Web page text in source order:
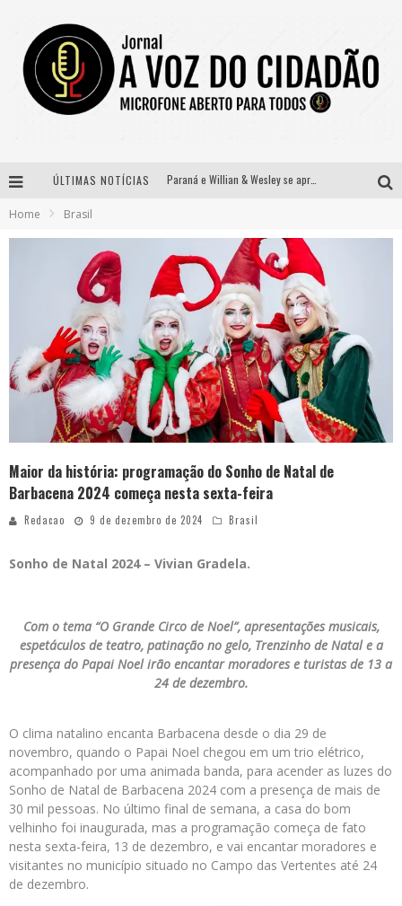
ÚLTIMAS NOTÍCIAS Selo Moda Music confirma Bel Costa no palco Talentos da Terra do Pedro Leopoldo Rodeio Show
Definidas as 12 finalistas do concurso Rainha do Pedro Leopoldo Rodeio Show 2026
Paraná e Willian & Wesley se apresentam no Carretão Trevo Contagem nesta sexta-feira
Home Brasil
Maior da história: programação do Sonho de Natal de
Barbacena 2024 começa nesta sexta-feira
Redacao 9 de dezembro de 2024 Brasil
Sonho de Natal 2024 – Vivian Gradela.
Com o tema “O Grande Circo de Noel”, apresentações musicais,
espetáculos de teatro, patinação no gelo, Trenzinho de Natal e a
presença do Papai Noel irão encantar moradores e turistas de 13 a
24 de dezembro.
O clima natalino encanta Barbacena desde o dia 29 de
novembro, quando o Papai Noel chegou em um trio elétrico,
acompanhado por uma animada banda, para acender as luzes do
Sonho de Natal de Barbacena 2024 com a presença de mais de
30 mil pessoas. No último final de semana, a casa do bom
velhinho foi inaugurada, mas a programação começa de fato
nesta sexta-feira, 13 de dezembro, e vai encantar moradores e
visitantes no município situado no Campo das Vertentes até 24
de dezembro.